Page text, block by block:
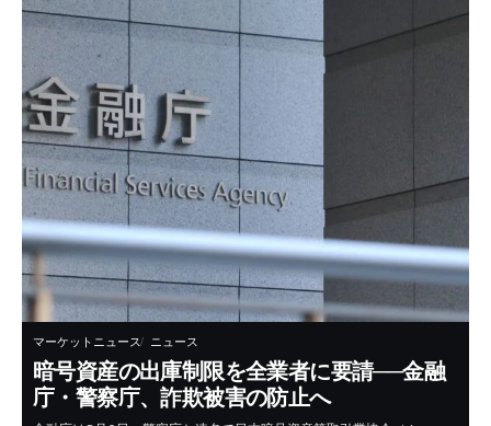
マーケットニュース ニュース
暗号資産の出庫制限を全業者に要請──金融
庁・警察庁、詐欺被害の防止へ